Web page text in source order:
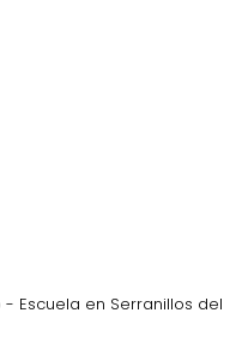
Escuela en Serranillos del